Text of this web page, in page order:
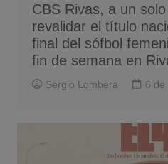
CBS Rivas, a un
revalidar el título
final del sófbol
fin de semana en
Sergio Lombera 6 de